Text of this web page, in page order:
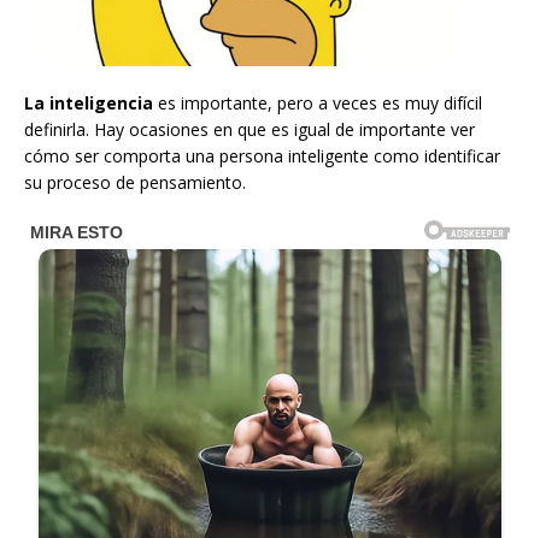
La inteligencia es importante, pero a veces es muy difícil
definirla. Hay ocasiones en que es igual de importante ver
cómo ser comporta una persona inteligente como identificar
su proceso de pensamiento.